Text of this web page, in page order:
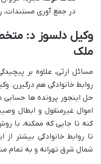
در جمع آوری مستندات،
وکیل دلسوز د:
ملک
مسائل ارثی، علاوه بر
روابط خانوادگی هم درگیرن.
حل اینجور پرونده ها
اموال غیرمنقول و ابطال
کنه تا جایی که ممکنه، با
تا روابط خانوادگی بیشتر
شمال شرق تهرانه و به تمام